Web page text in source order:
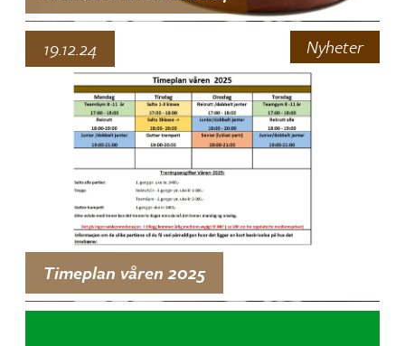
Nyheter
Timeplan våren 2025
19.12.24